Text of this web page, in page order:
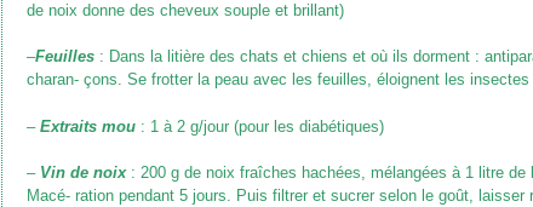
de noix donne des cheveux souple et brillant)
–Feuilles : Dans la litière des chats et chiens et où ils dorment :
charan- çons. Se frotter la peau avec les feuilles, éloignent les insectes
– Extraits mou : 1 à 2 g/jour (pour les diabétiques)
– Vin de noix: 200 g de noix fraîches hachées, mélangées à 1 litre de
Macé- ration pendant 5 jours. Puis filtrer et sucrer selon le goût, laisser